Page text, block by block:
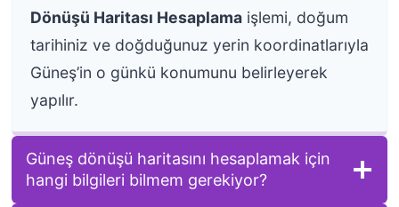
Dönüşü Haritası Hesaplamaişlemi, doğum
tarihiniz ve doğduğunuz yerin koordinatlarıyla
Güneş’in o günkü konumunu belirleyerek
yapılır.
Güneş dönüşü haritasını hesaplamak için
hangi bilgileri bilmem gerekiyor?